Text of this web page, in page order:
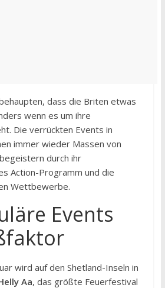
dass die Briten etwas
wenn es um ihre
Die verrückten Events in
immer wieder Massen von
durch ihr
Action-Programm und die
Wettbewerbe.
Events
wird auf den Shetland-Inseln in
Aa, das größte Feuerfestival